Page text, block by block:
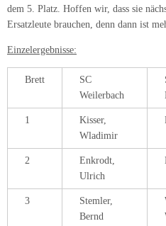
dem 5. Platz. Hoffen wir, dass sie
Ersatzleute brauchen, denn dann ist
Einzelergebnisse:
Brett
SC
Weilerbach
1
Kisser,
Wladimir
2
Enkrodt,
Ulrich
3
Stemler,
Bernd